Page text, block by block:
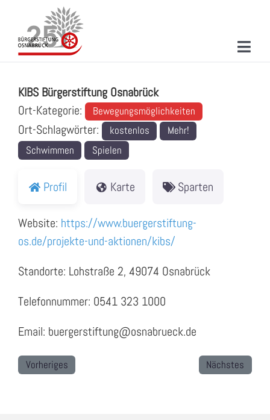
springen
PROJEKTE & AKTIONEN
VERANSTALTUNGEN
KIBS Bürgerstiftung Osnabrück
Ort-Kategorie:
Bewegungsmöglichkeiten
Ort-Schlagwörter: kostenlos
Mehr!
Schwimmen
Spielen
Profil Karte Sparten
Website: https://www.buergerstiftung-
os.de/projekte-und-aktionen/kibs/
Standorte: Lohstraße 2, 49074 Osnabrück
Telefonnummer: 0541 323 1000
Email: buergerstiftung@osnabrueck.de
Vorheriges Nächstes